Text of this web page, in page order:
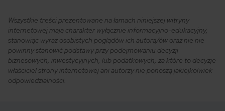
Wszystkie treści prezentowane na łamach niniejszej witryny
internetowej mają charakter wyłącznie informacyjno-edukacyjny,
stanowiąc wyraz osobistych poglądów ich autora/ów oraz nie nie
powinny stanowić podstawy przy podejmowaniu decyzji
biznesowych, inwestycyjnych, lub podatkowych, za które to decyzje
właściciel strony internetowej ani autorzy nie ponoszą jakiejkolwiek
odpowiedzialności.